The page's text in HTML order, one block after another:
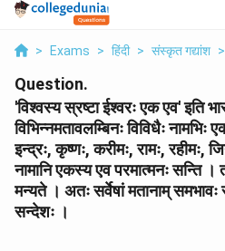
> Exams > हिंदी > संस्कृत गद्यांश >
Question.
'विश्वस्य स्रष्टा ईश्वरः एक एव' इति
विभिन्नमतावलम्बिनः विविधैः
इन्द्रः, कृष्णः, करीमः, रामः, रहीमः,
नामानि एकस्य एव परमात्मनः सन्ति ।
मन्यते । अतः सर्वेषां मतानाम्
सन्देशः ।